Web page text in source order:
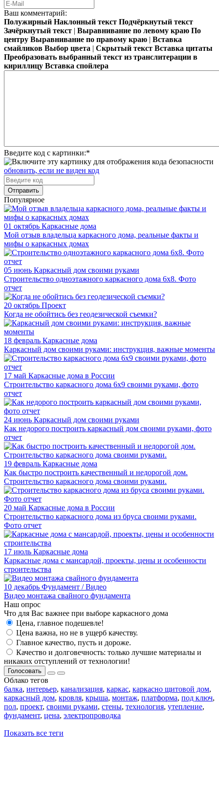
Ваш комментарий:
Полужирный Наклонный текст Подчёркнутый текст
Зачёркнутый текст | Выравнивание по левому краю По
центру Выравнивание по правому краю | Вставка
смайликов Выбор цвета | Скрытый текст Вставка цитаты
Преобразовать выбранный текст из транслитерации в
кириллицу Вставка спойлера
Введите код с картинки:*
обновить, если не виден код
Отправить
Популярное
01 октябрь Каркасные дома
Мой отзыв владельца каркасного дома, реальные факты и
мифы о каркасных домах
05 июнь Каркасный дом своими руками
Строительство одноэтажного каркасного дома 6х8. Фото
отчет
20 октябрь Проект
Когда не обойтись без геодезической съемки?
18 февраль Каркасные дома
Каркасный дом своими руками: инструкция, важные моменты
17 май Каркасные дома в России
Строительство каркасного дома 6х9 своими руками, фото
отчет
24 июнь Каркасный дом своими руками
Как недорого построить каркасный дом своими руками, фото
отчет
19 февраль Каркасные дома
Как быстро построить качественный и недорогой дом.
Строительство каркасного дома своими руками.
20 май Каркасные дома в России
Строительство каркасного дома из бруса своими руками.
Фото отчет
17 июль Каркасные дома
Каркасные дома с мансардой, проекты, цены и особенности
строительства
10 декабрь Фундамент / Видео
Видео монтажа свайного фундамента
Наш опрос
Что для Вас важнее при выборе каркасного дома
Цена, главное подешевле!
Цена важна, но не в ущерб качеству.
Главное качество, пусть и дороже.
Качество и долговечность: только лучшие материалы и
никаких отступлений от технологии!
Голосовать
Облако тегов
балка, интерьер, канализация, каркас, каркасно щитовой дом,
каркасный дом, кровля, крыша, монтаж, платформа, под ключ,
пол, проект, своими руками, стены, технология, утепление,
фундамент, цена, электропроводка
Показать все теги